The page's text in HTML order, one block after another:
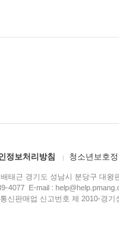
정보처리방침 청소년보호
태근 경기도 성남시 분당구 대왕
4077 E-mail :
신판매업 신고번호 제 2010-경